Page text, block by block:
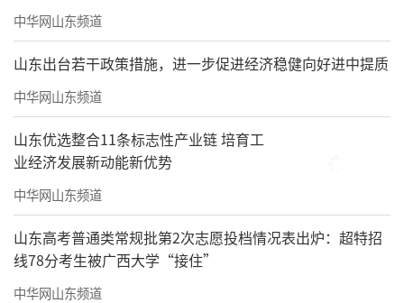
中华网山东频道
山东出台若干政策措施，进一步促进经济稳健向好进中提质
中华网山东频道
山东优选整合11条标志性产业链 培育工
业经济发展新动能新优势
中华网山东频道
山东高考普通类常规批第2次志愿投档情况表出炉：超特招
线78分考生被广西大学“接住”
中华网山东频道